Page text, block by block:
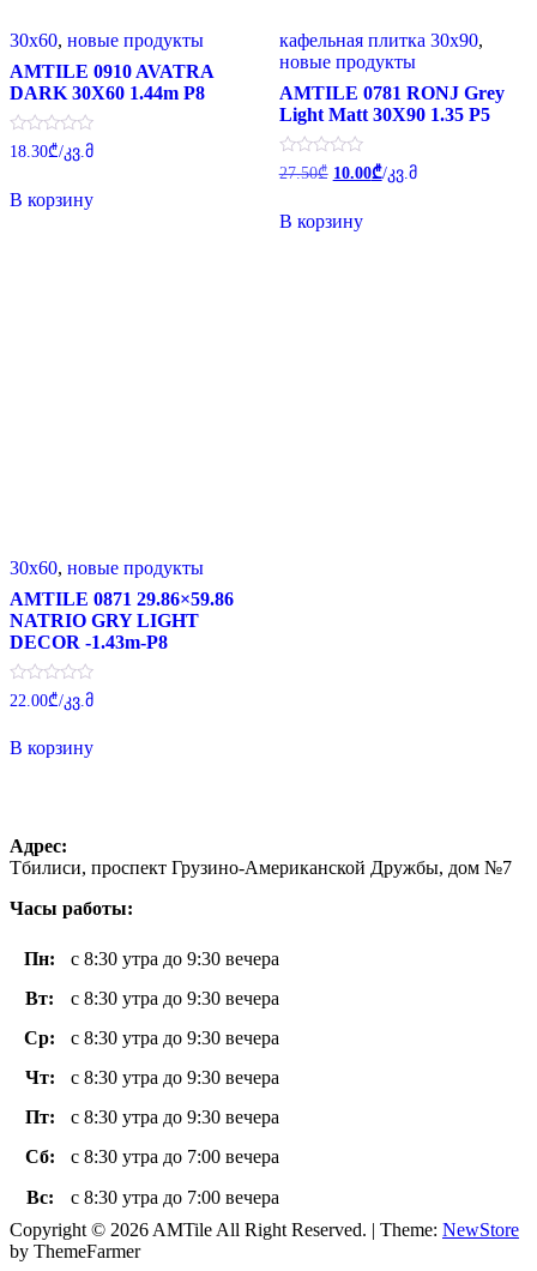
30x60, новые продукты
AMTILE 0910 AVATRA
DARK 30X60 1.44m P8
Оценка
0
5
18.30₾/კვ.მ
В корзину
кафельная плитка 30x90,
новые продукты
AMTILE 0781 RONJ Grey
Light Matt 30X90 1.35 P5
Оценка
0
5
27.50₾ Первоначальная
27.50₾.
10.00₾Текущая
цена:
/კვ.მ
В корзину
30x60, новые продукты
AMTILE 0871 29.86×59.86
NATRIO GRY LIGHT
DECOR -1.43m-P8
Оценка
0
5
22.00₾/კვ.მ
В корзину
Адрес:
Тбилиси, проспект Грузино-Американской Дружбы, дом №7
Часы работы:
Пн:
с 8:30 утра до 9:30 вечера
Вт:
с 8:30 утра до 9:30 вечера
Ср:
с 8:30 утра до 9:30 вечера
Чт:
с 8:30 утра до 9:30 вечера
Пт:
с 8:30 утра до 9:30 вечера
Сб:
с 8:30 утра до 7:00 вечера
Вс:
с 8:30 утра до 7:00 вечера
Copyright © 2026 AMTile All Right Reserved. | Theme: NewStore
by ThemeFarmer